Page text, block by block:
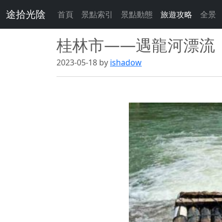
途拾光陰 首頁 景點索引 景點動態 旅遊攻略 全景
桂林市——遇龍河漂流
2023-05-18 by ishadow